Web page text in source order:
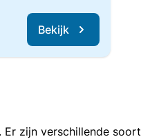
Bekijk
zijn verschillende